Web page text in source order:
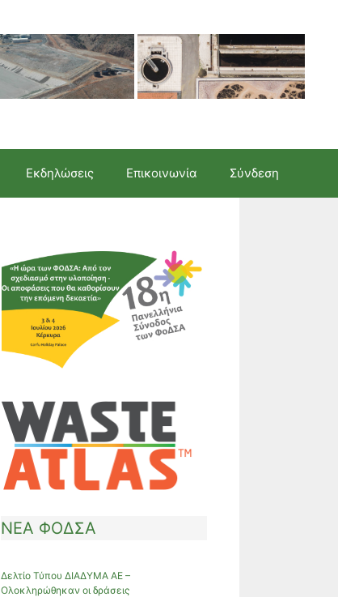
Εκδηλώσεις Επικοινωνία Σύνδεση
ΝΕΑ ΦΟΔΣΑ
Δελτίο Τύπου ΔΙΑΔΥΜΑ ΑΕ –
Ολοκληρώθηκαν οι δράσεις